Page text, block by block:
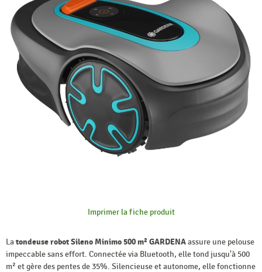
Imprimer la fiche produit
Latondeuse robot Sileno Minimo 500 m² GARDENAassure une pelouse
impeccable sans effort. Connectée via Bluetooth, elle tond jusqu'à 500
m² et gère des pentes de 35%. Silencieuse et autonome, elle fonctionne